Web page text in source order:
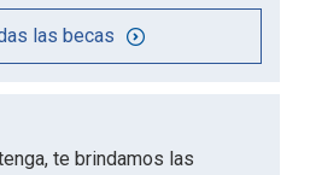
las becas
te brindamos las